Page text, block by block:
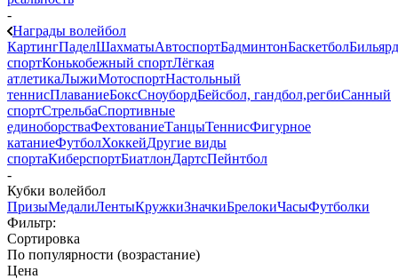
-
Награды волейбол
КартингПаделШахматыАвтоспортБадминтонБаскетболБильярд
спортКонькобежный спортЛёгкая
атлетикаЛыжиМотоспортНастольный
теннисПлаваниеБоксСноубордБейсбол, гандбол,регбиСанный
спортСтрельбаСпортивные
единоборстваФехтованиеТанцыТеннисФигурное
катаниеФутболХоккейДругие виды
спортаКиберспортБиатлонДартсПейнтбол
-
Кубки волейбол
ПризыМедалиЛентыКружкиЗначкиБрелокиЧасыФутболки
Фильтр:
Сортировка
По популярности (возрастание)
Цена